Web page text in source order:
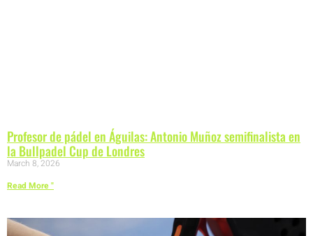
Profesor de pádel en Águilas: Antonio Muñoz semifinalista en
la Bullpadel Cup de Londres
March 8, 2026
Read More "